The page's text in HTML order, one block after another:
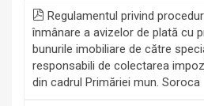
Regulamentul privind
înmânare a avizelor de plată cu
bunurile imobiliare de către
responsabili de colectarea
din cadrul Primăriei mun. Soroca